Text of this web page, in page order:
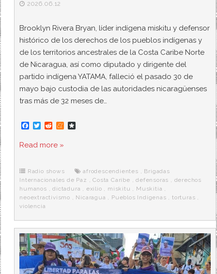
2026.06.12
Brooklyn Rivera Bryan, líder indígena miskitu y defensor
histórico de los derechos de los pueblos indígenas y
de los territorios ancestrales de la Costa Caribe Norte
de Nicaragua, así como diputado y dirigente del
partido indígena YATAMA, falleció el pasado 30 de
mayo bajo custodia de las autoridades nicaragüenses
tras más de 32 meses de…
F
e
o
k
T
t
r
R
d
M
e
r
a
Read more »
Radio shows afrodescendientes , Brigadas
Internacionales de Paz ,Costa Caribe ,defensoras , derechos
humanos ,dictadura , exilio , miskitu , Muskitia ,
neoextractivismo , Nicaragua , Pueblos Indígenas ,torturas ,
violencia